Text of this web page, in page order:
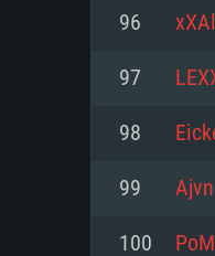
해상도:
네트워크:
여유 저
(Mac), 혹
의 AMD/
네트워크:
여유 저
와 동급
지원하는
96
97
98
99 Ajvn
100